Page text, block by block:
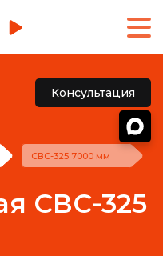
Консультация
СВС-325 7000 мм
СВС-325